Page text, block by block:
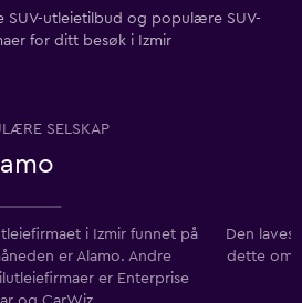
SUV-utleietilbud og populære SUV-
for ditt besøk i Izmir
SELSKAP
i Izmir funnet på
er Alamo. Andre
er Enterprise
Den
dette